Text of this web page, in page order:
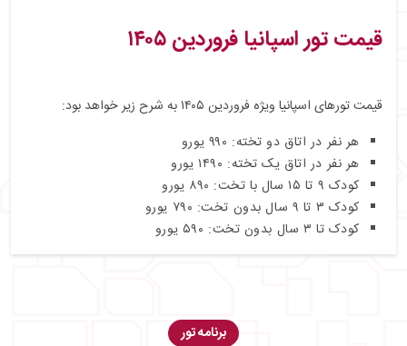
قیمت تور اسپانیا فروردین ۱۴۰۵
قیمت تورهای اسپانیا ویژه فروردین ۱۴۰۵ به شرح زیر خواهد بود:
هر نفر در اتاق دو تخته: ۹۹۰ یورو
هر نفر در اتاق یک تخته: ۱۴۹۰ یورو
کودک ۹ تا ۱۵ سال با تخت: ۸۹۰ یورو
کودک ۳ تا ۹ سال بدون تخت: ۷۹۰ یورو
کودک تا ۳ سال بدون تخت: ۵۹۰ یورو
برنامه تور